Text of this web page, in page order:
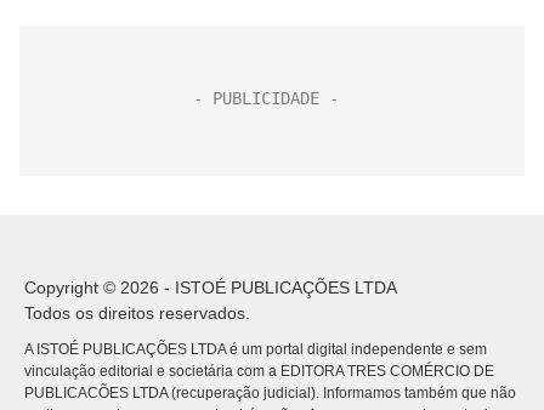
Copyright © 2026 - ISTOÉ PUBLICAÇÕES LTDA
Todos os direitos reservados.
A ISTOÉ PUBLICAÇÕES LTDA é um portal digital independente e sem
vinculação editorial e societária com a EDITORA TRES COMÉRCIO DE
PUBLICACÕES LTDA (recuperação judicial). Informamos também que não